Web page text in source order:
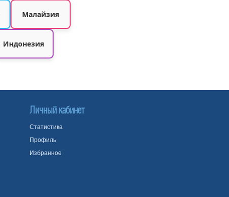
Малайзия
Индонезия
Личный кабинет
Статистика
Профиль
Избранное